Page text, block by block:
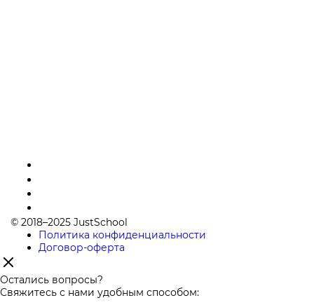
© 2018–2025 JustSchool
Политика конфиденциальности
Договор-оферта
Остались вопросы?
Свяжитесь с нами удобным способом: